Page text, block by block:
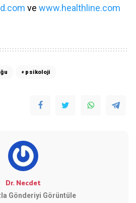
ve www.healthline.com
psikoloji
Dr. Necdet
Gönderiyi Görüntüle